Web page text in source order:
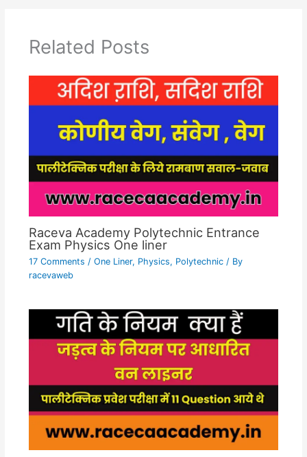
Related Posts
Raceva Academy Polytechnic Entrance
Exam Physics One liner
17 Comments / One Liner, Physics, Polytechnic/ By
racevaweb